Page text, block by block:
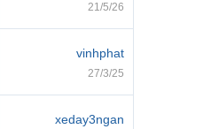
21/5/26
vinhphat
27/3/25
xeday3ngan